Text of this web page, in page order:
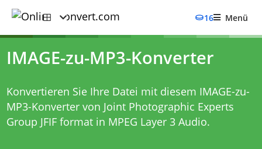
16 Menü
IMAGE-zu-MP3-Konverter
Konvertieren Sie Ihre Datei mit diesem IMAGE-zu-
MP3-Konvertervon Joint Photographic Experts
Group JFIF format in MPEG Layer 3 Audio.